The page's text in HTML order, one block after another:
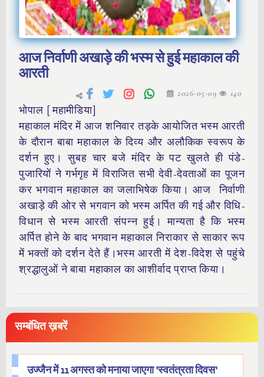
आज निर्वाणी अखाड़े की भस्म से हुई महाकाल की
आरती
2026-05-09 140
भोपाल [ महामीडिया]
महाकाल मंदिर में आज शनिवार तड़के आयोजित भस्म आरती
के दौरान बाबा महाकाल के दिव्य और अलौकिक स्वरूप के
दर्शन हुए। सुबह चार बजे मंदिर के पट खुलते ही पंडे-
पुजारियों ने गर्भगृह में विराजित सभी देवी-देवताओं का पूजन
कर भगवान महाकाल का जलाभिषेक किया। आज निर्वाणी
अखाड़े की ओर से भगवान को भस्म अर्पित की गई और विधि-
विधान से भस्म आरती संपन्न हुई। मान्यता है कि भस्म
अर्पित होने के बाद भगवान महाकाल निराकार से साकार रूप
में भक्तों को दर्शन देते हैं।भस्म आरती में देश-विदेश से पहुंचे
श्रद्धालुओं ने बाबा महाकाल का आशीर्वाद प्राप्त किया।
सम्बंधित ख़बरें
उज्जैन में 11 अगस्त को मनाया जाएगा 'स्वतंत्रता दिवस'